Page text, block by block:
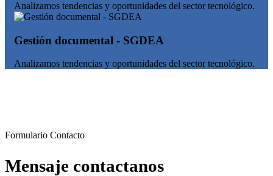
Analizamos tendencias y oportunidades del sector tecnológico.
Gestión documental - SGDEA
Analizamos tendencias y oportunidades del sector tecnológico.
Formulario Contacto
Mensaje contactanos